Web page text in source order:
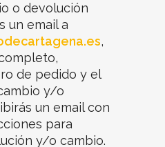
o devolución
un email a
,
de pedido y el
y/o
un email con
para
y/o cambio.